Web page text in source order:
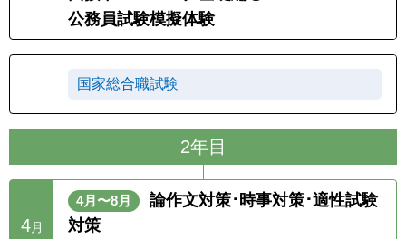
公務員試験模擬体験
国家総合職試験
2年目
4月
4月〜8月
論作文対策･時事対策･適性試験
対策